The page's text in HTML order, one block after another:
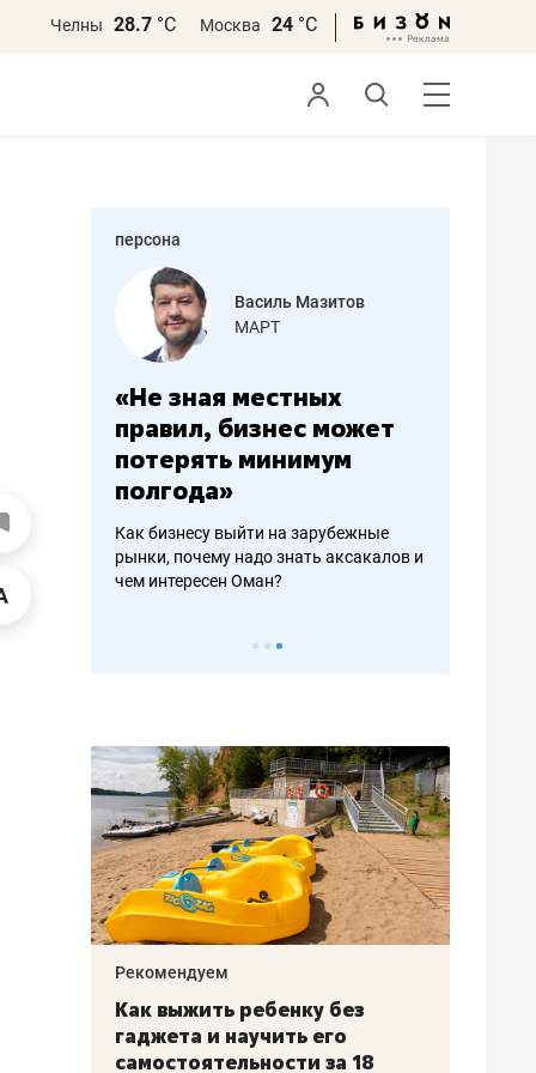
Челны 28.7 °С Москва 24 °С
персона
Василь Мазитов
МАРТ
«Не зная местных
правил, бизнес может
потерять минимум
полгода»
Как бизнесу выйти на зарубежные
рынки, почему надо знать аксакалов и
чем интересен Оман?
–
Рекомендуем
Как выжить ребенку без
гаджета и научить его
самостоятельности за 18